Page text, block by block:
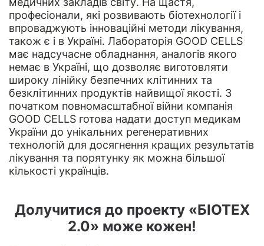
професіонали, які розвивають біотехнології і
впроваджують інноваційні методи лікування,
також є і в Україні. Лабораторія GOOD CELLS
має надсучасне обладнання, аналогів якого
немає в Україні, що дозволяє виготовляти
широку лінійку безпечних клітинних та
безклітинних продуктів найвищої якості. З
початком повномасштабної війни компанія
GOOD CELLS готова надати доступ медикам
України до унікальних регенеративних
технологій для досягнення кращих результатів
лікування та порятунку як можна більшої
кількості українців.
Долучитися до проекту «БІОТЕХ
2.0» може кожен!